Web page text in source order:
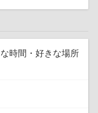
時間・好きな場所